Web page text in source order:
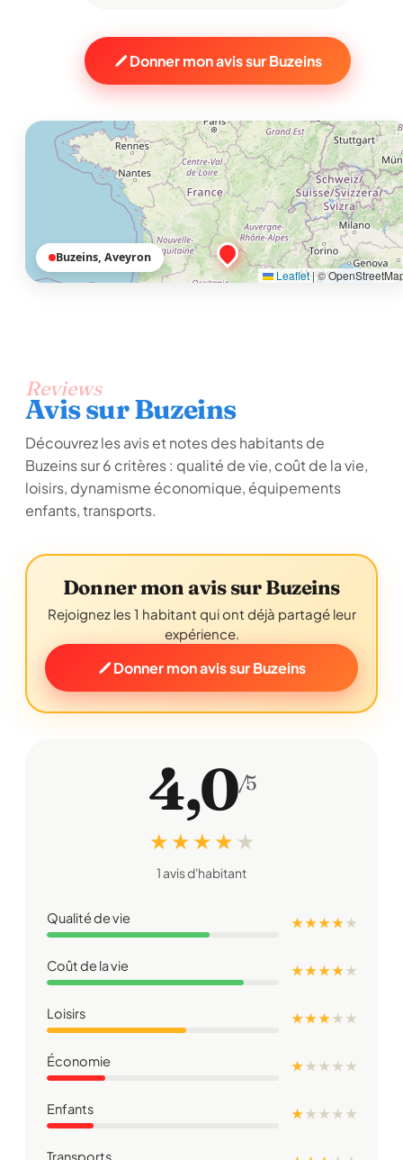
Donner mon avis sur Buzeins
Leaflet|©
Buzeins, Aveyron
Reviews
Avis sur Buzeins
Découvrez les avis et notes des habitants de
Buzeins sur 6 critères : qualité de vie, coût de la vie,
loisirs, dynamisme économique, équipements
enfants, transports.
Donner mon avis sur Buzeins
Rejoignez les 1 habitant qui ont déjà partagé leur
expérience.
Donner mon avis sur Buzeins
4,0/5
★ ★ ★ ★ ★
1 avis d'habitant
Qualité de vie ★ ★ ★ ★★
Coût de la vie ★ ★ ★ ★★
Loisirs ★ ★ ★★ ★
Économie ★★ ★ ★ ★
Enfants ★★ ★ ★ ★
Transports